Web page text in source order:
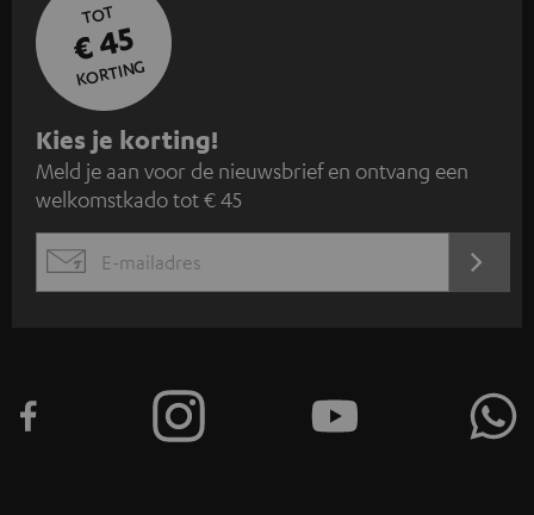
TOT
€ 45
KORTING
A
a
n
m
e
n
Kies je korting!
Meld je aan voor de nieuwsbrief en ontvang een
welkomstkado tot € 45
EMAIL